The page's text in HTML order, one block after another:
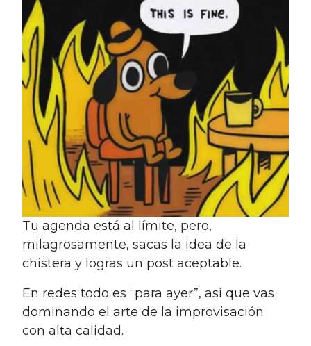
Tu agenda está al límite, pero,
milagrosamente, sacas la idea de la
chistera y logras un post aceptable.
En redes todo es “para ayer”, así que vas
dominando el arte de la improvisación
con alta calidad.